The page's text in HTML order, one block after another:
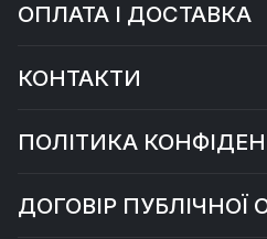
ОПЛАТА І ДОСТАВКА
КОНТАКТИ
ПОЛІТИКА
ДОГОВІР ПУБЛІЧНОЇ